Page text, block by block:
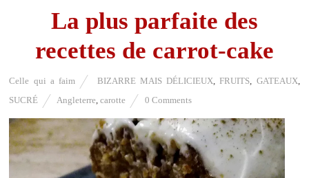
La plus parfaite des
recettes de carrot-cake
Celle qui a faim BIZARRE MAIS DÉLICIEUX ,FRUITS GATEAUX
SUCRÉ
Angleterre ,carotte 0 Comments